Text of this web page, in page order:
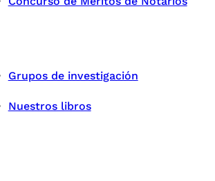
Grupos de investigación
Nuestros libros